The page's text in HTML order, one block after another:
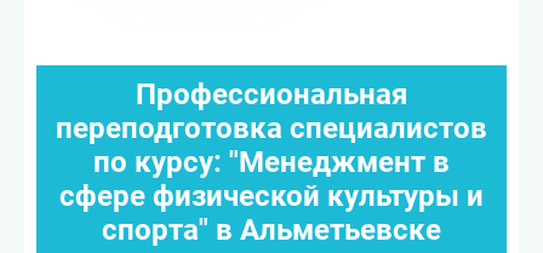
Профессиональная
переподготовка специалистов
по курсу: "Менеджмент в
сфере физической культуры и
спорта" в Альметьевске